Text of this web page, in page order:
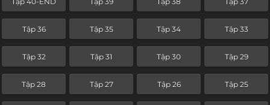
Tập 36 Tập 35 Tập 34 Tập 33
Tập 32 Tập 31 Tập 30 Tập 29
Tập 28 Tập 27 Tập 26 Tập 25